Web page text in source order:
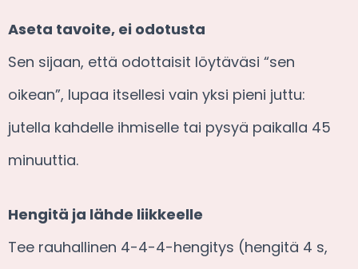
Aseta tavoite, ei odotusta
Sen sijaan, että odottaisit löytäväsi “sen
oikean”, lupaa itsellesi vain yksi pieni juttu:
jutella kahdelle ihmiselle tai pysyä paikalla 45
minuuttia.
Hengitä ja lähde liikkeelle
Tee rauhallinen 4-4-4-hengitys (hengitä 4 s,